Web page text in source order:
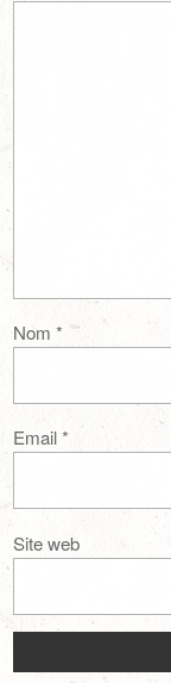
Nom*
Email*
Site web